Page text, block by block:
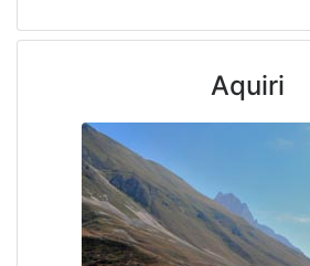
Aquiri